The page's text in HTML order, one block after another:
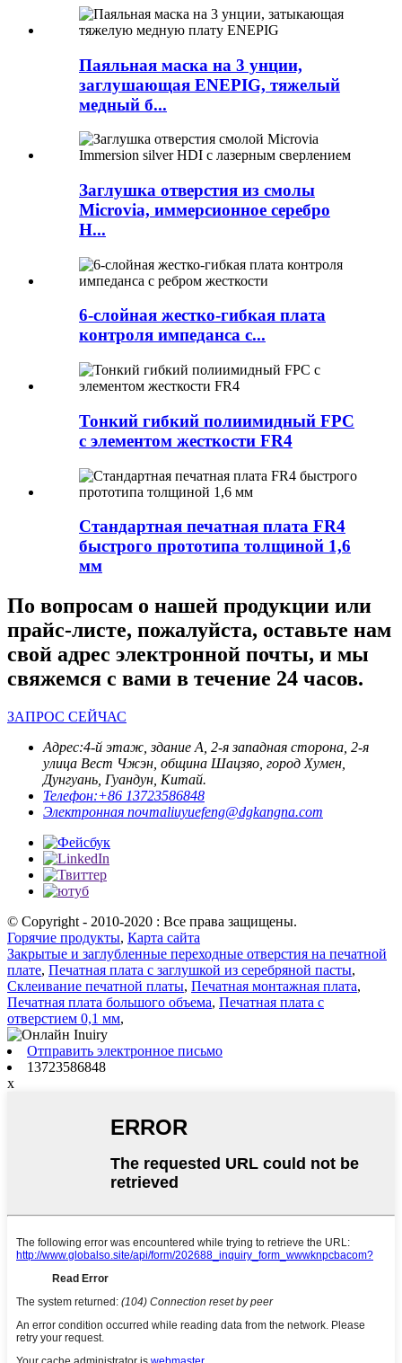
Паяльная маска на 3 унции,
заглушающая ENEPIG, тяжелый
медный б...
Заглушка отверстия из смолы
Microvia, иммерсионное серебро
H...
6-слойная жестко-гибкая плата
контроля импеданса с...
Тонкий гибкий полиимидный FPC
с элементом жесткости FR4
Стандартная печатная плата FR4
быстрого прототипа толщиной 1,6
мм
По вопросам о нашей продукции или
прайс-листе, пожалуйста, оставьте нам
свой адрес электронной почты, и мы
свяжемся с вами в течение 24 часов.
ЗАПРОС СЕЙЧАС
Адрес:4-й этаж, здание А, 2-я западная сторона, 2-я
улица Вест Чжэн, община Шацзяо, город Хумен,
Дунгуань, Гуандун, Китай.
Телефон:+86 13723586848
Электронная почтаliuyuefeng@dgkangna.com
© Copyright - 2010-2020 : Все права защищены.
Горячие продукты, Карта сайта
Закрытые и заглубленные переходные отверстия на печатной
плате, Печатная плата с заглушкой из серебряной пасты,
Склеивание печатной платы, Печатная монтажная плата,
Печатная плата большого объема, Печатная плата с
отверстием 0,1 мм,
Отправить электронное письмо
13723586848
x